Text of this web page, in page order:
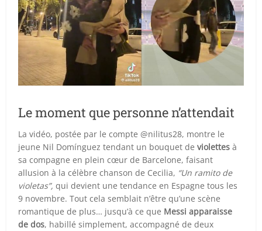
Le moment que personne n’attendait
La vidéo, postée par le compte @nilitus28, montre le
jeune Nil Domínguez tendant un bouquet deviolettes à
sa compagne en plein cœur de Barcelone, faisant
allusion à la célèbre chanson de Cecilia, “Un ramito de
violetas”, qui devient une tendance en Espagne tous les
9 novembre. Tout cela semblait n’être qu’une scène
romantique de plus… jusqu’à ce que Messi apparaisse
de dos, habillé simplement, accompagné de deux